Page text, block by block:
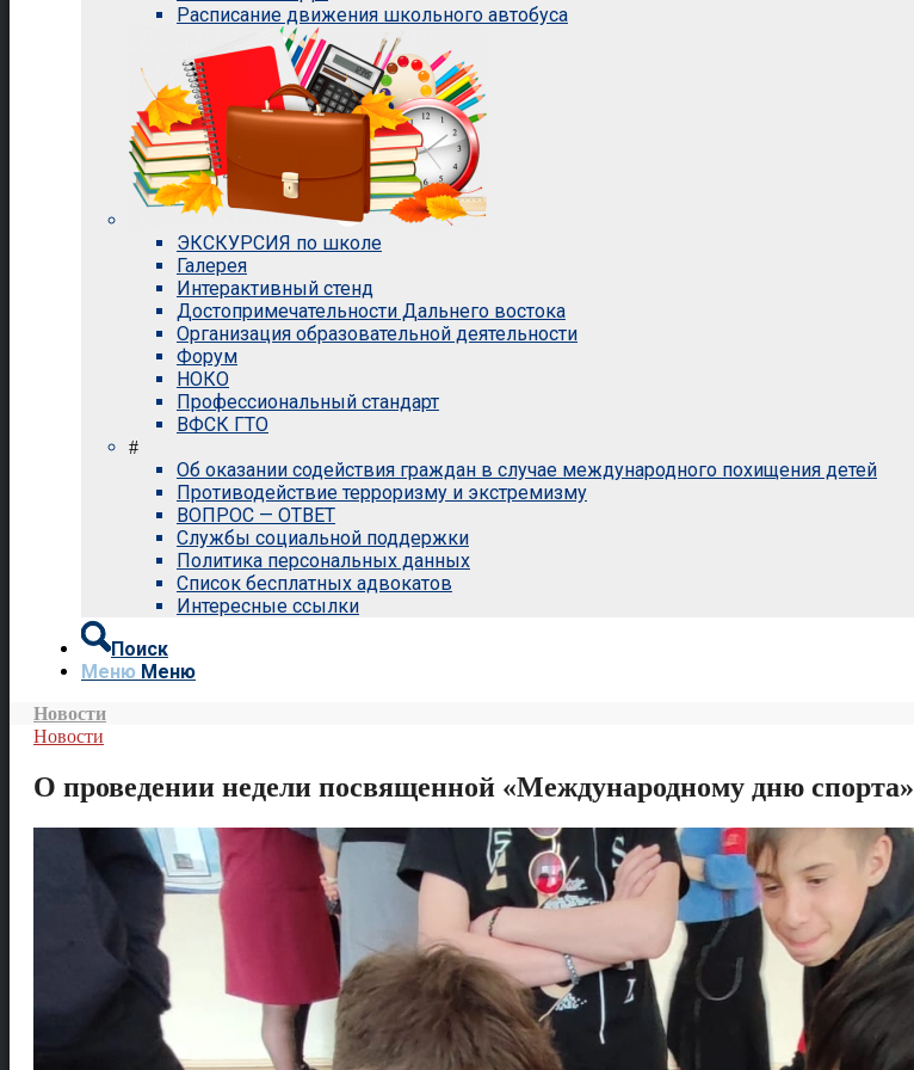
Расписание движения школьного автобуса
ЭКСКУРСИЯ по школе
Галерея
Интерактивный стенд
Достопримечательности Дальнего востока
Организация образовательной деятельности
Форум
НОКО
Профессиональный стандарт
ВФСК ГТО
#
Об оказании содействия граждан в случае международного похищения детей
Противодействие терроризму и экстремизму
ВОПРОС — ОТВЕТ
Службы социальной поддержки
Политика персональных данных
Список бесплатных адвокатов
Интересные ссылки
Поиск
Меню Меню
Новости
Новости
О проведении недели посвященной «Международному дню спорта»